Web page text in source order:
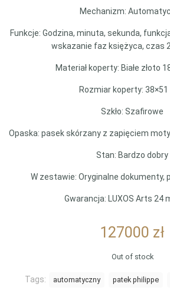
Mechanizm:
Funkcje: Godzina, minuta, sekunda,
wskazanie faz księżyca, czas
Materiał koperty: Białe złoto
Rozmiar koperty:
Szkło: Szafirowe
Opaska: pasek skórzany z zapięciem
Stan: Bardzo dobry
W zestawie: Oryginalne dokumenty,
Gwarancja: LUXOS Arts 24
127000 zł
Out of stock
Tags: automatyczny patek philippe